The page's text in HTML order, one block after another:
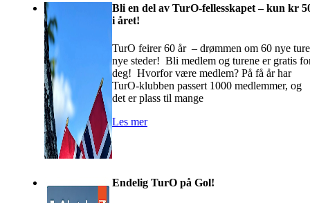
Bli en del av TurO-fellesskapet – kun kr
i året!
TurO feirer 60 år – drømmen om 60 nye
nye steder! Bli medlem og turene er gratis
deg! Hvorfor være medlem? På få år har
TurO-klubben passert 1000 medlemmer, og
det er plass til mange
Les mer
Endelig TurO på Gol!